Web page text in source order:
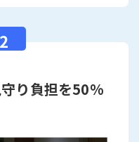
守り負担を50%